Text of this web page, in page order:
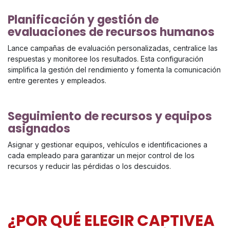
Planificación y gestión de
evaluaciones de recursos humanos
Lance campañas de evaluación personalizadas, centralice las
respuestas y monitoree los resultados. Esta configuración
simplifica la gestión del rendimiento y fomenta la comunicación
entre gerentes y empleados.
Seguimiento de recursos y equipos
asignados
Asignar y gestionar equipos, vehículos e identificaciones a
cada empleado para garantizar un mejor control de los
recursos y reducir las pérdidas o los descuidos.
¿POR QUÉ ELEGIR CAPTIVEA